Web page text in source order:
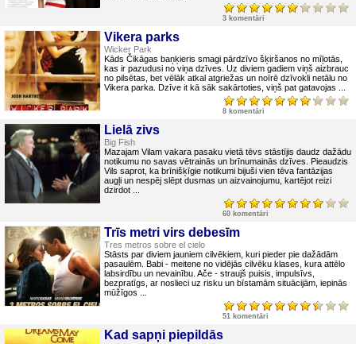
3 komentāri
Vikera parks
Wicker Park
Kāds Čikāgas baņķieris smagi pārdzīvo šķiršanos no mīļotās,
kas ir pazudusi no viņa dzīves. Uz diviem gadiem viņš aizbrauc
no pilsētas, bet vēlāk atkal atgriežas un noīrē dzīvokli netālu no
Vikera parka. Dzīve it kā sāk sakārtoties, viņš pat gatavojas ...
8 komentāri
Lielā zivs
Big Fish
Mazajam Vilam vakara pasaku vietā tēvs stāstījis daudz dažādu
notikumu no savas vētrainās un brīnumainās dzīves. Pieaudzis
Vils saprot, ka brīnišķīgie notikumi bijuši vien tēva fantāzijas
augļi un nespēj slēpt dusmas un aizvainojumu, kartējot reizi
dzirdot ...
60 komentāri
Trīs metri virs debesīm
Tres metros sobre el cielo
Stāsts par diviem jauniem cilvēkiem, kuri pieder pie dažādām
pasaulēm. Babi - meitene no vidējās cilvēku klases, kura attēlo
labsirdību un nevainību. Ače - straujš puisis, impulsīvs,
bezpratīgs, ar noslieci uz risku un bīstamām situācijām, iepinās
mūžīgos ...
51 komentāri
Kad sapņi piepildās